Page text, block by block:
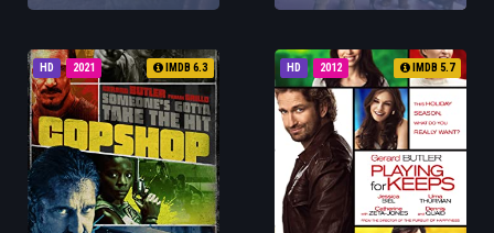
HD 2021 IMDB 6.3 HD 2012 IMDB 5.7